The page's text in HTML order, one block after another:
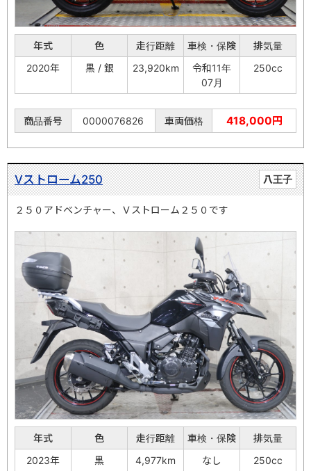
年式 色 走行距離 車検・保険
排気量
2020年
黒 / 銀 23,920km
令和11年
07月
250cc
商品番号 0000076826 車両価格 418,000円
八王子
Vストローム250
２５０アドベンチャー、Ｖストローム２５０です
年式 色 走行距離 車検・保険
排気量
2023年
黒 4,977km なし 250cc